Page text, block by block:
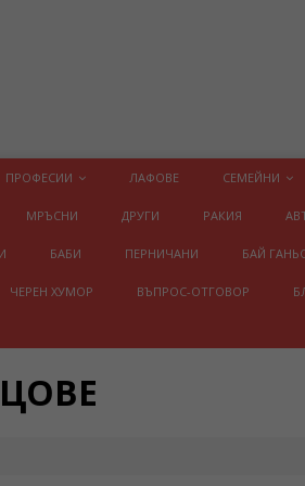
ПРОФЕСИИ ЛАФОВЕ СЕМЕЙНИ
МРЪСНИ ДРУГИ РАКИЯ
БАБИ ПЕРНИЧАНИ БАЙ
ЧЕРЕН ХУМОР ВЪПРОС-ОТГОВОР